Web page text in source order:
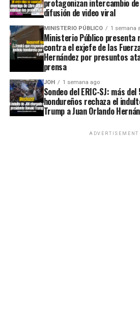
protagonizan intercambio
difusión de video viral
MINISTERIO PÚBLICO 1 semana
Ministerio Público
contra el exjefe de las
Hernández por presuntos
prensa
JOH 1 semana ago
Sondeo del ERIC-SJ: más
hondureños rechaza el
Trump a Juan Orlando
ADVERTISEMENT